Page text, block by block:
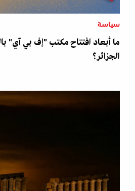
سياسة
ما أبعاد افتتاح مكتب "إف بي آي"
الجزائر؟